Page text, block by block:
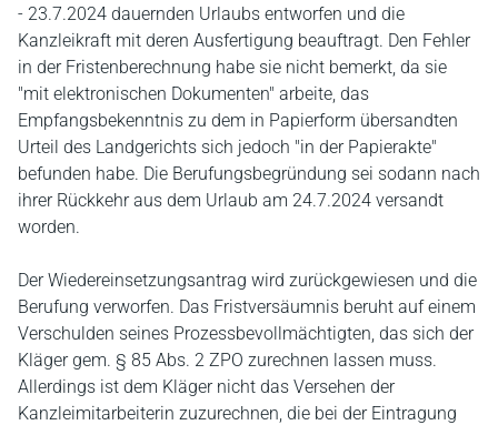
- 23.7.2024 dauernden Urlaubs entworfen und die
Kanzleikraft mit deren Ausfertigung beauftragt. Den Fehler
in der Fristenberechnung habe sie nicht bemerkt, da sie
"mit elektronischen Dokumenten" arbeite, das
Empfangsbekenntnis zu dem in Papierform übersandten
Urteil des Landgerichts sich jedoch "in der Papierakte"
befunden habe. Die Berufungsbegründung sei sodann nach
ihrer Rückkehr aus dem Urlaub am 24.7.2024 versandt
worden.
Der Wiedereinsetzungsantrag wird zurückgewiesen und die
Berufung verworfen. Das Fristversäumnis beruht auf einem
Verschulden seines Prozessbevollmächtigten, das sich der
Kläger gem. § 85 Abs. 2 ZPO zurechnen lassen muss.
Allerdings ist dem Kläger nicht das Versehen der
Kanzleimitarbeiterin zuzurechnen, die bei der Eintragung